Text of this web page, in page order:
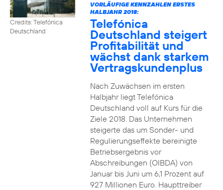
Credits: Telefónica
Deutschland
VORLÄUFIGE KENNZAHLEN ERSTES
HALBJAHR 2018:
Telefónica
Deutschland steigert
Profitabilität und
wächst dank starkem
Vertragskundenplus
Nach Zuwächsen im ersten
Halbjahr liegt Telefónica
Deutschland voll auf Kurs für die
Ziele 2018. Das Unternehmen
steigerte das um Sonder- und
Regulierungseffekte bereinigte
Betriebsergebnis vor
Abschreibungen (OIBDA) von
Januar bis Juni um 6,1 Prozent auf
927 Millionen Euro. Haupttreiber